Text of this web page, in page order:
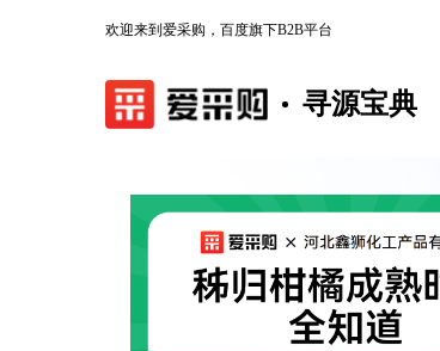
欢迎来到爱采购，百度旗下B2B平台
寻源宝典